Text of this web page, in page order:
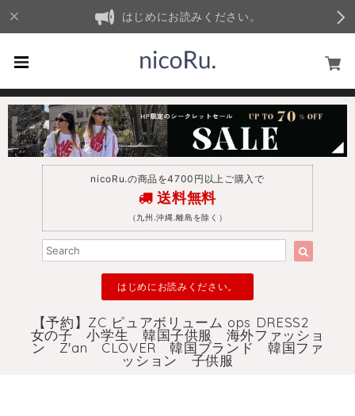
はじめにお読みください。
nicoRu.の商品を4700円以上ご購入で
送料無料
（九州.沖縄.離島を除く）
はじめにお読みください。
【予約】ZC ピュアボリューム ops DRESS2
女の子 小学生 韓国子供服 海外ファッショ
ン Z'an CLOVER 韓国ブランド 韓国ファ
ッション 子供服